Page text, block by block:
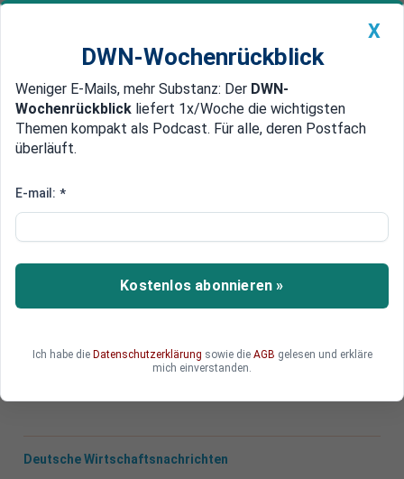
Newsticker MEIN DWN: Geldanlage Premium
Edelmetalle DWN-Magazin China
Habeck: Sanktionen sind „großer
ruiniert
Wirtschaftsminister Habeck jubelt: die russische
Wirtschaft breche ein, Putin könne nicht mehr
an die deutsche Wirtschaft, die das alles
Deutsche Wirtschaftsnachrichten
X
DWN-Wochenrückblick
Weniger E-Mails, mehr Substanz: Der DWN-
Wochenrückblick liefert 1x/Woche die wichtigsten
Themen kompakt als Podcast. Für alle, deren Postfach
überläuft.
E-mail: *
Kostenlos abonnieren »
Ich habe die Datenschutzerklärung sowie die AGB gelesen und erkläre
mich einverstanden.